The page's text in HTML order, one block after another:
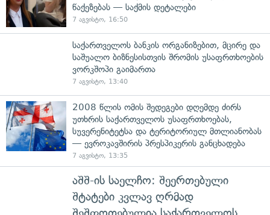
წაქეზებას — საქმის დეტალები
7 აგვისტო, 16:50
საქართველოს ბანკის ორგანიზებით, მცირე და
საშუალო ბიზნესისთვის შრომის უსაფრთხოების
ვორკშოპი გაიმართა
7 აგვისტო, 13:40
2008 წლის ომის შედეგები დღემდე ძირს
უთხრის საქართველოს უსაფრთხოებას,
სუვერენიტეტსა და ტერიტორიულ მთლიანობას
— ევროკავშირის პრესპიკერის განცხადება
7 აგვისტო, 13:35
აშშ-ის საელჩო: შეერთებული
შტატები კვლავ ღრმად